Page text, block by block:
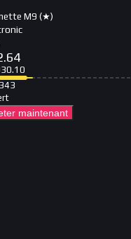
M9 (★)
maintenant